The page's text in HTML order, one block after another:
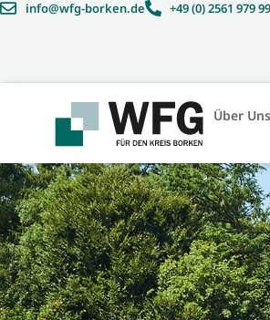
info@wfg-borken.de +49 (0) 2561 979
Über Uns